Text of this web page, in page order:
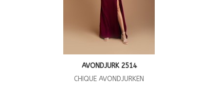
AVONDJURK 2514
CHIQUE AVONDJURKEN